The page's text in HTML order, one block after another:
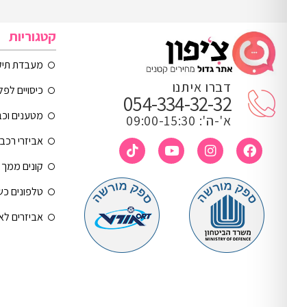
דברו איתנו
054-334-32-32
א'-ה': 09:00-15:30
קטגוריות
מעבדת
כיסויים
מטענים
אביזרי
קונים ממך
טלפונים
אביזרים